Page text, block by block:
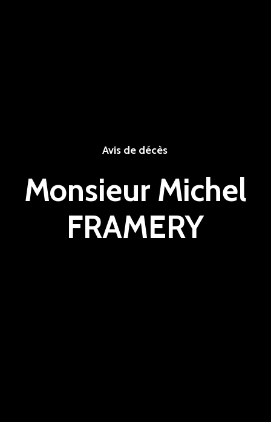
Avis de décès
Monsieur Michel
FRAMERY